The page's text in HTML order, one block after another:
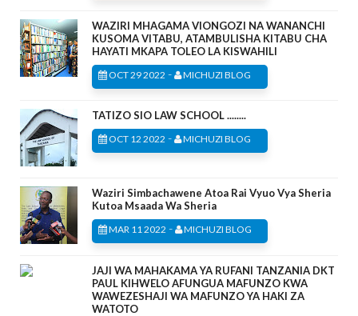
WAZIRI MHAGAMA VIONGOZI NA WANANCHI
KUSOMA VITABU, ATAMBULISHA KITABU CHA
HAYATI MKAPA TOLEO LA KISWAHILI
OCT 29 2022 - MICHUZI BLOG
TATIZO SIO LAW SCHOOL ........
OCT 12 2022 - MICHUZI BLOG
Waziri Simbachawene Atoa Rai Vyuo Vya Sheria
Kutoa Msaada Wa Sheria
MAR 11 2022 - MICHUZI BLOG
JAJI WA MAHAKAMA YA RUFANI TANZANIA DKT
PAUL KIHWELO AFUNGUA MAFUNZO KWA
WAWEZESHAJI WA MAFUNZO YA HAKI ZA
WATOTO